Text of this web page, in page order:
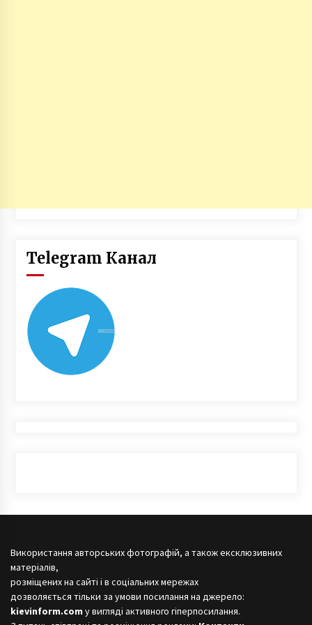
Telegram Канал
Використання авторських фотографій, а також ексклюзивних
матеріалів,
розміщених на сайті і в соціальних мережах
дозволяється тільки за умови посилання на джерело:
kievinform.com у вигляді активного гіперпосилання.